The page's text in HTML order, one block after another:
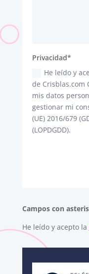
Privacidad*
He leído y
de Crisblas.com
mis datos
gestionar mi
(UE) 2016/679
(LOPDGDD).
Campos con
He leído y acepto la